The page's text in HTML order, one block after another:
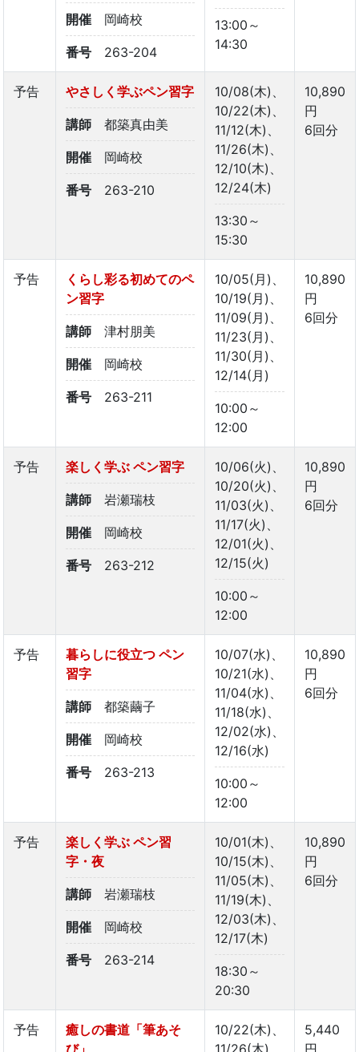
開催 岡崎校
番号 263-204
13:00～
14:30
予告 やさしく学ぶペン習字
講師 都築真由美
開催 岡崎校
番号 263-210
10/08(木)、
10/22(木)、
11/12(木)、
11/26(木)、
12/10(木)、
12/24(木)
13:30～
15:30
10,890
円
6回分
予告
くらし彩る初めてのペ
ン習字
講師 津村朋美
開催 岡崎校
番号 263-211
10/05(月)、
10/19(月)、
11/09(月)、
11/23(月)、
11/30(月)、
12/14(月)
10:00～
12:00
10,890
円
6回分
予告 楽しく学ぶ ペン習字
講師 岩瀬瑞枝
開催 岡崎校
番号 263-212
10/06(火)、
10/20(火)、
11/03(火)、
11/17(火)、
12/01(火)、
12/15(火)
10:00～
12:00
10,890
円
6回分
予告
暮らしに役立つ ペン
習字
講師 都築繭子
開催 岡崎校
番号 263-213
10/07(水)、
10/21(水)、
11/04(水)、
11/18(水)、
12/02(水)、
12/16(水)
10:00～
12:00
10,890
円
6回分
予告
楽しく学ぶ ペン習
字・夜
講師 岩瀬瑞枝
開催 岡崎校
番号 263-214
10/01(木)、
10/15(木)、
11/05(木)、
11/19(木)、
12/03(木)、
12/17(木)
18:30～
20:30
10,890
円
6回分
予告
癒しの書道「筆あそ
び」
10/22(木)、
11/26(木)、
5,440
円